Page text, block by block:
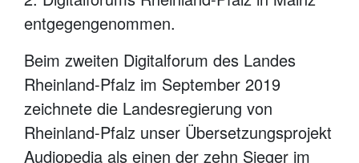
entgegengenommen.
Beim zweiten Digitalforum des Landes
Rheinland-Pfalz im September 2019
zeichnete die Landesregierung von
Rheinland-Pfalz unser Übersetzungsprojekt
Audiopedia als einen der zehn Sieger im